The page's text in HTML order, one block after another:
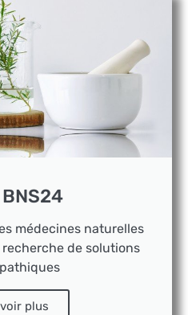
médecines naturelles
de solutions
plus